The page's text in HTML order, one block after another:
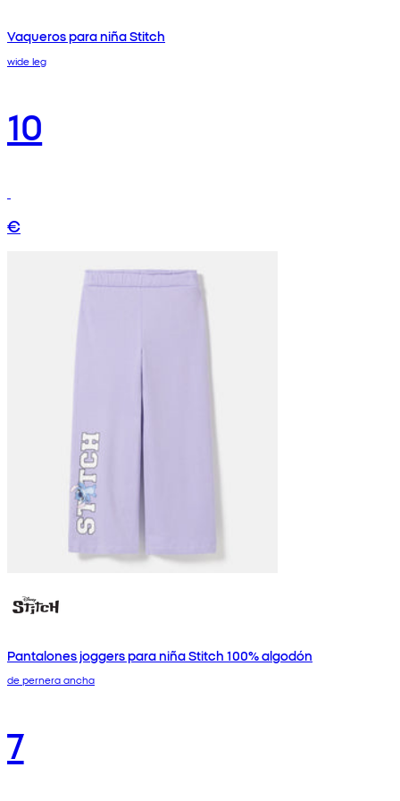
Vaqueros para niña Stitch
wide leg
10
€
Pantalones joggers para niña Stitch 100% algodón
de pernera ancha
7